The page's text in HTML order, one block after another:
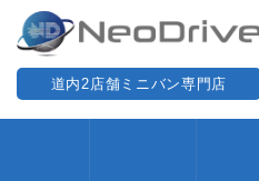
道内2店舗ミニバン専門店